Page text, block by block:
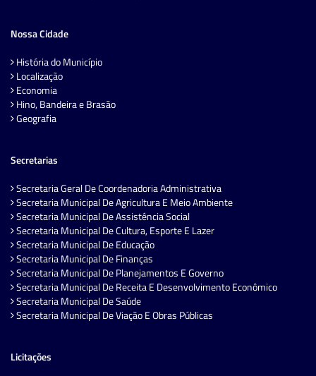
Nossa Cidade
História do Município
Localização
Economia
Hino, Bandeira e Brasão
Geografia
Secretarias
Secretaria Geral De Coordenadoria Administrativa
Secretaria Municipal De Agricultura E Meio Ambiente
Secretaria Municipal De Assistência Social
Secretaria Municipal De Cultura, Esporte E Lazer
Secretaria Municipal De Educação
Secretaria Municipal De Finanças
Secretaria Municipal De Planejamentos E Governo
Secretaria Municipal De Receita E Desenvolvimento Econômico
Secretaria Municipal De Saúde
Secretaria Municipal De Viação E Obras Públicas
Licitações